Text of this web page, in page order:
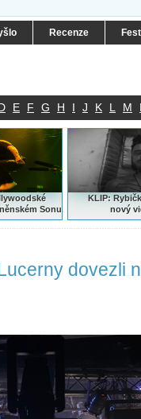
Recenze
E F G H I J K L M
Sonu
KLIP:
nový
dovezli